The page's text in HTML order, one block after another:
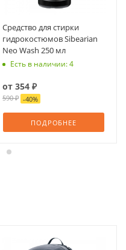
Средство для стирки
гидрокостюмов Sibearian
Neo Wash 250 мл
Есть в наличии: 4
от 354 ₽
590 ₽ -40%
ПОДРОБНЕЕ